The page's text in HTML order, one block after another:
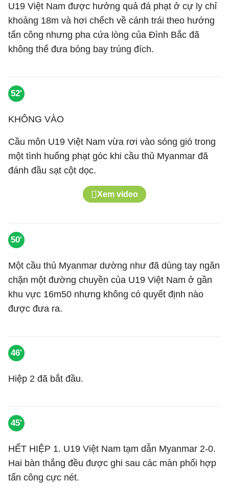
U19 Việt Nam được hưởng quả đá phạt ở cự ly chỉ
khoảng 18m và hơi chếch về cánh trái theo hướng
tấn công nhưng pha cứa lòng của Đình Bắc đã
không thể đưa bóng bay trúng đích.
52'
KHÔNG VÀO
Cầu môn U19 Việt Nam vừa rơi vào sóng gió trong
một tình huống phạt góc khi cầu thủ Myanmar đã
đánh đầu sạt cột dọc.
Xem video
50'
Một cầu thủ Myanmar dường như đã dùng tay ngăn
chặn một đường chuyền của U19 Việt Nam ở gần
khu vực 16m50 nhưng không có quyết định nào
được đưa ra.
46'
Hiệp 2 đã bắt đầu.
45'
HẾT HIỆP 1. U19 Việt Nam tạm dẫn Myanmar 2-0.
Hai bàn thắng đều được ghi sau các màn phối hợp
tấn công cực nét.